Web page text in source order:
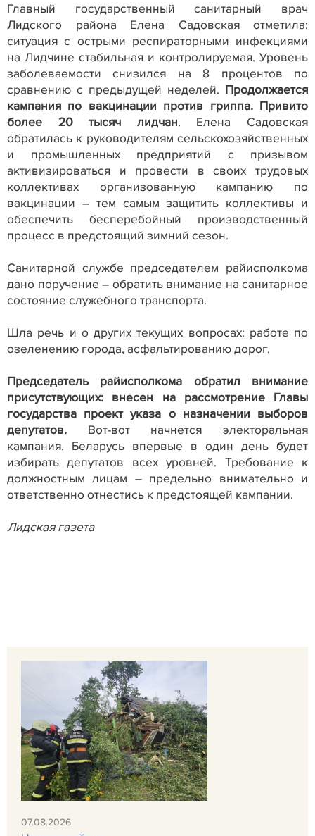
Главный государственный санитарный врач
Лидского района Елена Садовская отметила:
ситуация с острыми респираторными инфекциями
на Лидчине стабильная и контролируемая. Уровень
заболеваемости снизился на 8 процентов по
сравнению с предыдущей неделей. Продолжается
кампания по вакцинации против гриппа.Привито
более 20 тысяч лидчан. Елена Садовская
обратилась к руководителям сельскохозяйственных
и промышленных предприятий с призывом
активизироваться и провести в своих трудовых
коллективах организованную кампанию по
вакцинации – тем самым защитить коллективы и
обеспечить бесперебойный производственный
процесс в предстоящий зимний сезон.
Санитарной службе председателем райисполкома
дано поручение – обратить внимание на санитарное
состояние служебного транспорта.
Шла речь и о других текущих вопросах: работе по
озеленению города, асфальтированию дорог.
Председатель райисполкома обратил внимание
присутствующих: внесен на рассмотрение Главы
государства проект указа о назначении выборов
депутатов. Вот-вот начнется электоральная
кампания. Беларусь впервые в один день будет
избирать депутатов всех уровней. Требование к
должностным лицам – предельно внимательно и
ответственно отнестись к предстоящей кампании.
Лидская газета
07.08.2026